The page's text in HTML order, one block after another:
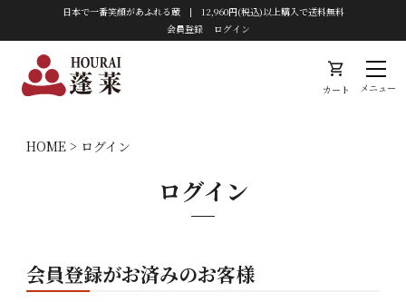
日本で一番笑顔があふれる蔵 | 12,960円(税込)以上購入で送料無料
会員登録
ログイン
shopping_cart
カート メニュー
HOME ログイン
ログイン
会員登録がお済みのお客様